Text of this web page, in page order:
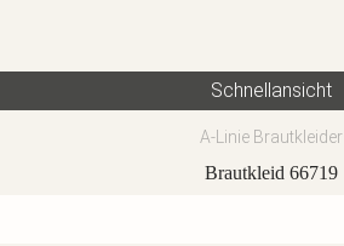
Schnellansicht
A-Linie Brautkleider
Brautkleid 66719